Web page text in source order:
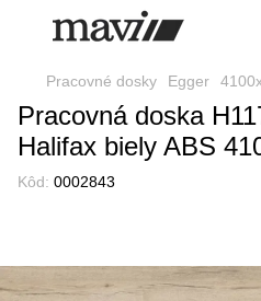
Pracovné dosky Egger
Pracovná doska
Halifax biely ABS
Kôd: 0002843